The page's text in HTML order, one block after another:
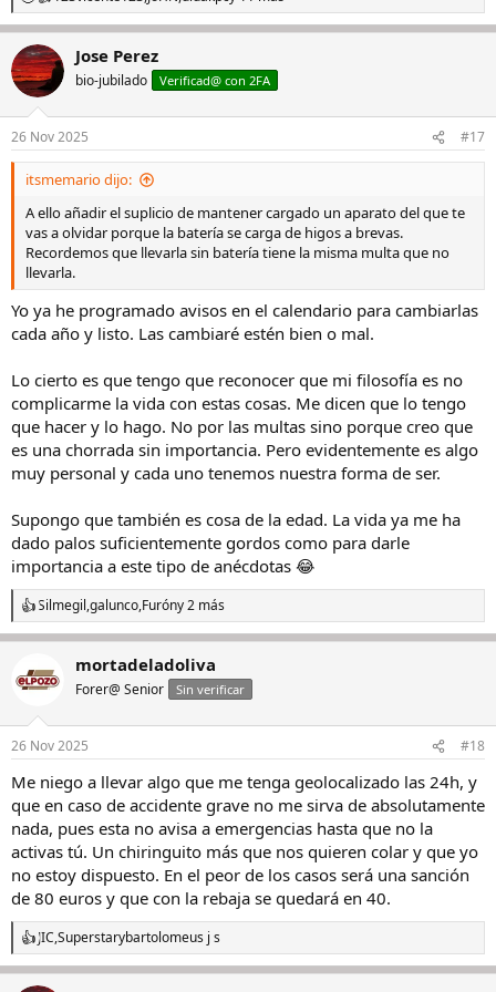
En fin que a mi me da paz no comprarla, si os da paz comprarla y
quitaros el miedo de las multas hacedlo, lo importante es estar
tranquilo y no rayarse por bobadas
e
a
c
c
i
e
s
Jose Perez
bio-jubilado Verificad@ con 2FA
26 Nov 2025 #17
itsmemario dijo:
A ello añadir el suplicio de mantener cargado un aparato del que te
vas a olvidar porque la batería se carga de higos a brevas.
Recordemos que llevarla sin batería tiene la misma multa que no
llevarla.
Yo ya he programado avisos en el calendario para cambiarlas
cada año y listo. Las cambiaré estén bien o mal.
Lo cierto es que tengo que reconocer que mi filosofía es no
complicarme la vida con estas cosas. Me dicen que lo tengo
que hacer y lo hago. No por las multas sino porque creo que
es una chorrada sin importancia. Pero evidentemente es algo
muy personal y cada uno tenemos nuestra forma de ser.
Supongo que también es cosa de la edad. La vida ya me ha
dado palos suficientemente gordos como para darle
importancia a este tipo de anécdotas 😂
R
e
a
c
e
:
Silmegil,galunco,Furóny 2 más
mortadeladoliva
Forer@ Senior Sin verificar
26 Nov 2025 #18
Me niego a llevar algo que me tenga geolocalizado las 24h, y
que en caso de accidente grave no me sirva de absolutamente
nada, pues esta no avisa a emergencias hasta que no la
activas tú. Un chiringuito más que nos quieren colar y que yo
no estoy dispuesto. En el peor de los casos será una sanción
de 80 euros y que con la rebaja se quedará en 40.
R
e
JIC,Superstarybartolomeus j s